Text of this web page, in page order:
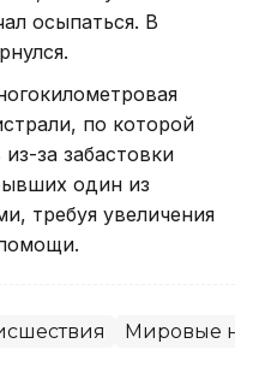
осыпаться. В
по которой
за забастовки
один из
требуя увеличения
Мировые